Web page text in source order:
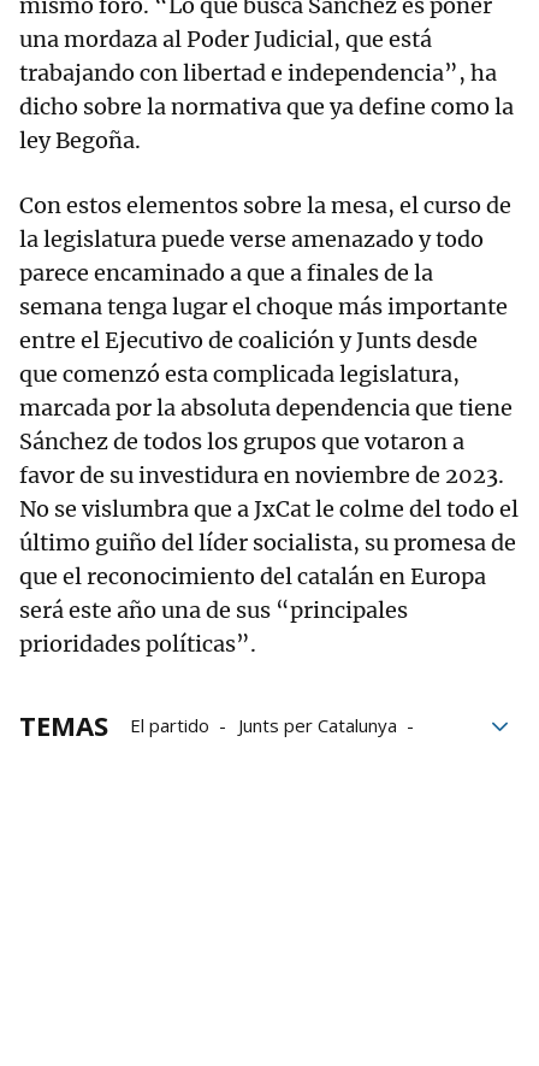
mismo foro. “Lo que busca Sánchez es poner
una mordaza al Poder Judicial, que está
trabajando con libertad e independencia”, ha
dicho sobre la normativa que ya define como la
ley Begoña.
Con estos elementos sobre la mesa, el curso de
la legislatura puede verse amenazado y todo
parece encaminado a que a finales de la
semana tenga lugar el choque más importante
entre el Ejecutivo de coalición y Junts desde
que comenzó esta complicada legislatura,
marcada por la absoluta dependencia que tiene
Sánchez de todos los grupos que votaron a
favor de su investidura en noviembre de 2023.
No se vislumbra que a JxCat le colme del todo el
último guiño del líder socialista, su promesa de
que el reconocimiento del catalán en Europa
será este año una de sus “principales
prioridades políticas”.
TEMAS El partido
Junts per Catalunya